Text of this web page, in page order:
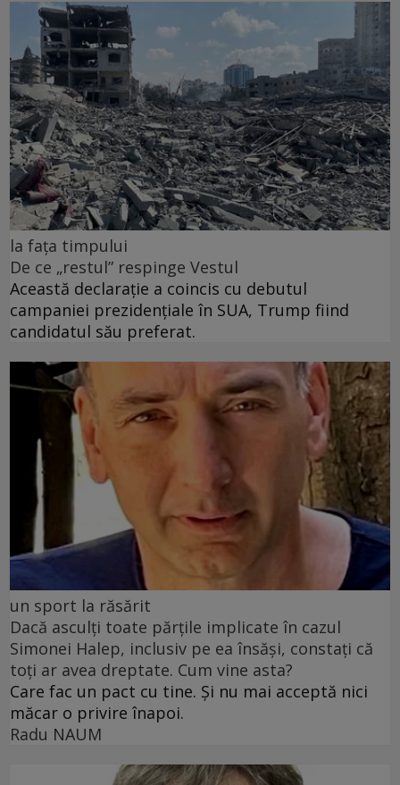
la fața timpului
De ce „restul” respinge Vestul
Această declarație a coincis cu debutul
campaniei prezidențiale în SUA, Trump fiind
candidatul său preferat.
un sport la răsărit
Dacă asculți toate părțile implicate în cazul
Simonei Halep, inclusiv pe ea însăși, constați că
toți ar avea dreptate. Cum vine asta?
Care fac un pact cu tine. Și nu mai acceptă nici
măcar o privire înapoi.
Radu NAUM